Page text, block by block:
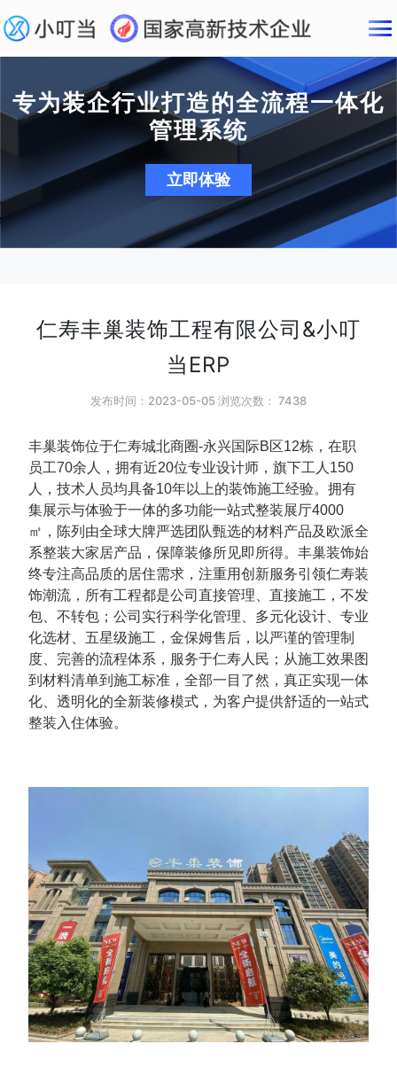
专为装企行业打造的全流程一体化
管理系统
立即体验
仁寿丰巢装饰工程有限公司&小叮
当ERP
发布时间：2023-05-05 浏览次数： 7438
丰巢装饰位于仁寿城北商圈-永兴国际B区12栋，在职
员工70余人，拥有近20位专业设计师，旗下工人150
人，技术人员均具备10年以上的装饰施工经验。拥有
集展示与体验于一体的多功能一站式整装展厅4000
㎡，陈列由全球大牌严选团队甄选的材料产品及欧派全
系整装大家居产品，保障装修所见即所得。丰巢装饰始
终专注高品质的居住需求，注重用创新服务引领仁寿装
饰潮流，所有工程都是公司直接管理、直接施工，不发
包、不转包；公司实⾏科学化管理、多元化设计、专业
化选材、五星级施⼯，金保姆售后，以严谨的管理制
度、完善的流程体系，服务于仁寿人民；从施工效果图
到材料清单到施工标准，全部一目了然，真正实现一体
化、透明化的全新装修模式，为客户提供舒适的一站式
整装入住体验。